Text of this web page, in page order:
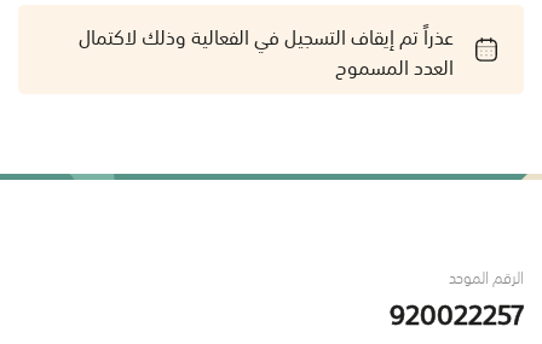
عذراً تم إيقاف التسجيل في الفعالية وذلك لاكتمال
العدد المسموح
الرقم الموحد
920022257